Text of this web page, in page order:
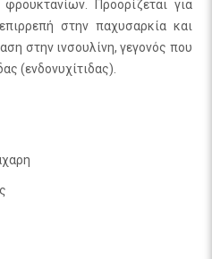
Προορίζεται για
στην παχυσαρκία και
στην ινσουλίνη, γεγονός που
(ενδονυχίτιδας).